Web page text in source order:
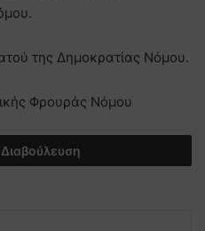
της Δημοκρατίας Νόμου.
Φρουράς Νόμου